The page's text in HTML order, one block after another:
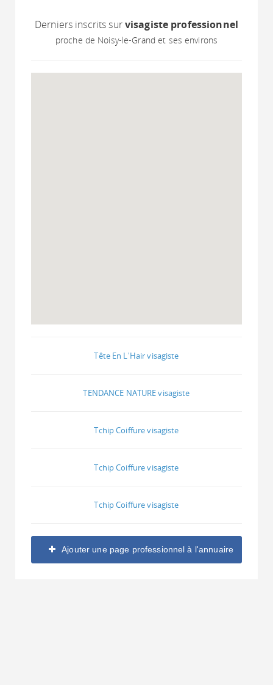
Derniers inscrits survisagiste professionnel
proche de Noisy-le-Grand et ses environs
Tête En L'Hair visagiste
TENDANCE NATURE visagiste
Tchip Coiffure visagiste
Tchip Coiffure visagiste
Tchip Coiffure visagiste
Ajouter une page professionnel à l'annuaire